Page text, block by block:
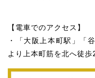
【電車でのアクセス】
・「大阪上本町駅」「
より上本町筋を北へ徒歩